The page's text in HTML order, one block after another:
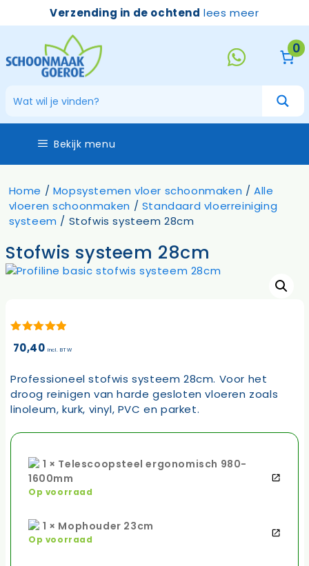
Verzending in de ochtend lees meer
0
Bekijk menu
Home / Mopsystemen vloer schoonmaken / Alle
vloeren schoonmaken / Standaard vloerreiniging
systeem / Stofwis systeem 28cm
Stofwis systeem 28cm
70,40 incl. BTW
Professioneel stofwis systeem 28cm. Voor het
droog reinigen van harde gesloten vloeren zoals
linoleum, kurk, vinyl, PVC en parket.
1 × Telescoopsteel ergonomisch 980-
1600mm
Op voorraad
1 × Mophouder 23cm
Op voorraad